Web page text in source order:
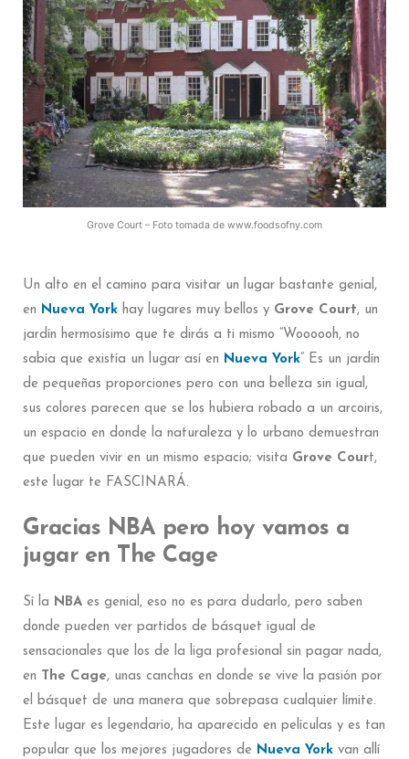
Grove Court – Foto tomada de www.foodsofny.com
Un alto en el camino para visitar un lugar bastante genial,
en Nueva York hay lugares muy bellos y Grove Court, un
jardín hermosísimo que te dirás a ti mismo “Woooooh, no
sabía que existía un lugar así en Nueva York ” Es un jardín
de pequeñas proporciones pero con una belleza sin igual,
sus colores parecen que se los hubiera robado a un arcoiris,
un espacio en donde la naturaleza y lo urbano demuestran
que pueden vivir en un mismo espacio; visita Grove Court,
este lugar te FASCINARÁ.
Gracias NBA pero hoy vamos a
jugar en The Cage
Sí la NBA es genial, eso no es para dudarlo, pero saben
donde pueden ver partidos de básquet igual de
sensacionales que los de la liga profesional sin pagar nada,
en
The Cage, unas canchas en donde se vive la pasión por
el básquet de una manera que sobrepasa cualquier límite.
Este lugar es legendario, ha aparecido en películas y es tan
popular que los mejores jugadores de Nueva York van allí